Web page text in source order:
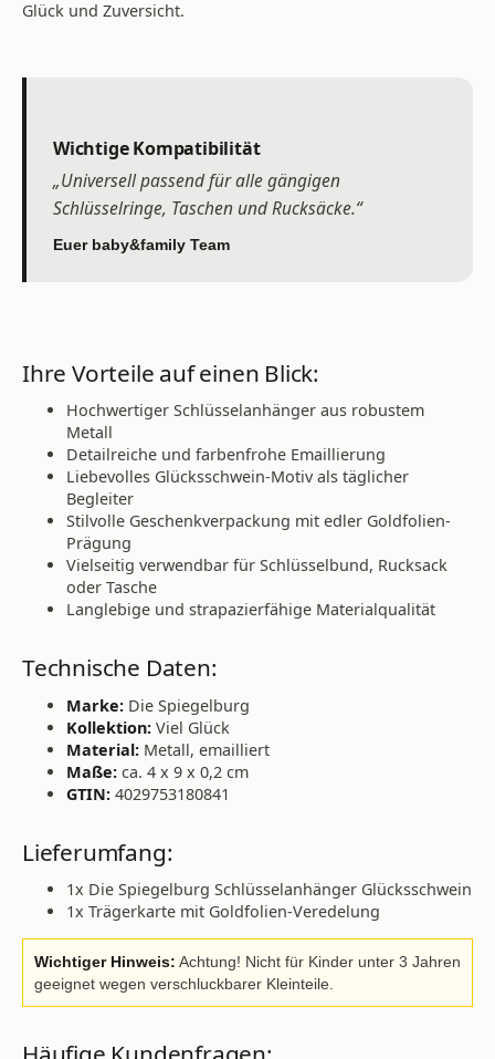
Glück und Zuversicht.
Wichtige Kompatibilität
„Universell passend für alle gängigen
Schlüsselringe, Taschen und Rucksäcke.“
Euer baby&family Team
Ihre Vorteile auf einen Blick:
Hochwertiger Schlüsselanhänger aus robustem
Metall
Detailreiche und farbenfrohe Emaillierung
Liebevolles Glücksschwein-Motiv als täglicher
Begleiter
Stilvolle Geschenkverpackung mit edler Goldfolien-
Prägung
Vielseitig verwendbar für Schlüsselbund, Rucksack
oder Tasche
Langlebige und strapazierfähige Materialqualität
Technische Daten:
Marke: Die Spiegelburg
Kollektion: Viel Glück
Material: Metall, emailliert
Maße: ca. 4 x 9 x 0,2 cm
GTIN: 4029753180841
Lieferumfang:
1x Die Spiegelburg Schlüsselanhänger Glücksschwein
1x Trägerkarte mit Goldfolien-Veredelung
Wichtiger Hinweis: Achtung! Nicht für Kinder unter 3 Jahren
geeignet wegen verschluckbarer Kleinteile.